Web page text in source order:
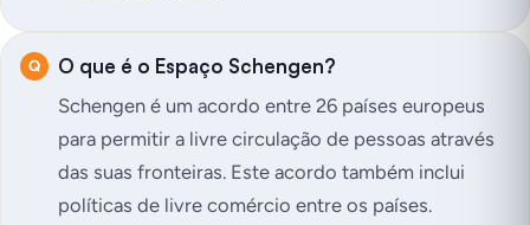
O que é o Espaço Schengen?
Schengen é um acordo entre 26 países europeus
para permitir a livre circulação de pessoas através
das suas fronteiras. Este acordo também inclui
políticas de livre comércio entre os países.